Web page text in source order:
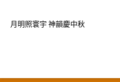
月明照寰宇 神韻慶中秋